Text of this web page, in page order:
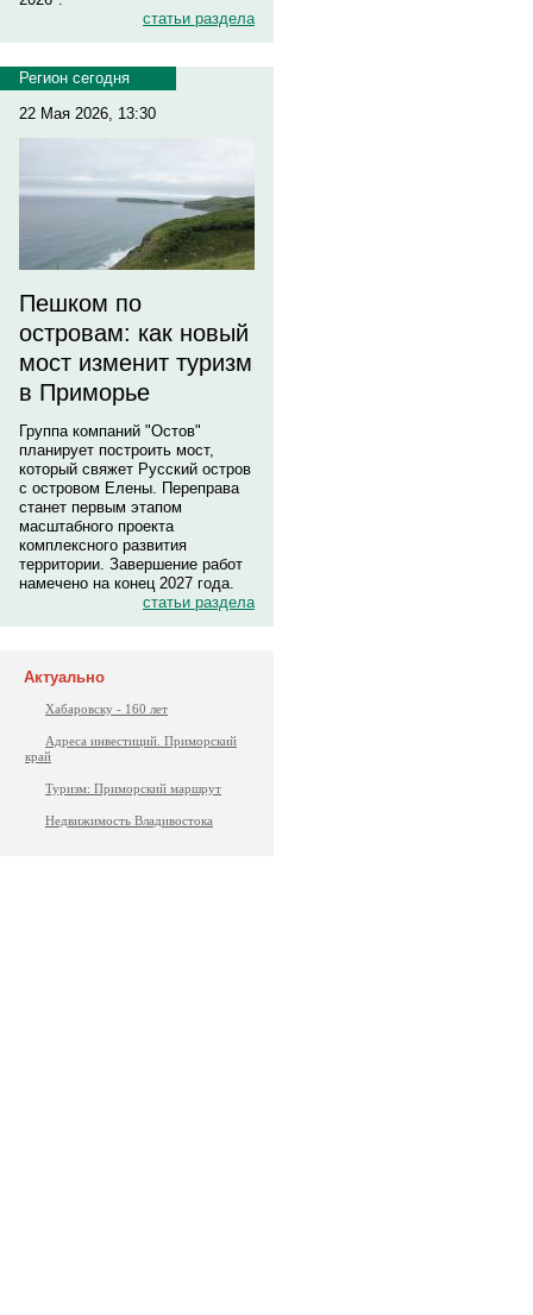
статьи раздела
Регион сегодня
22 Мая 2026, 13:30
Пешком по
островам: как новый
мост изменит туризм
в Приморье
Группа компаний "Остов"
планирует построить мост,
который свяжет Русский остров
с островом Елены. Переправа
станет первым этапом
масштабного проекта
комплексного развития
территории. Завершение работ
намечено на конец 2027 года.
статьи раздела
Актуально
Хабаровску - 160 лет
Адреса инвестиций. Приморский
край
Туризм: Приморский маршрут
Недвижимость Владивостока